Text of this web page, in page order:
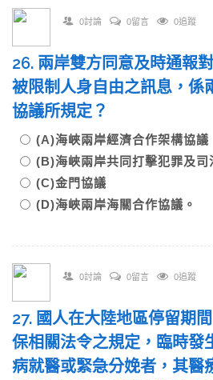
0討論 0留言 0追蹤
26. 兩岸雙方同意及時通報
被限制人身自由之訊息，係
協議所規定？
(A)海峽兩岸經濟合作架構協
(B)海峽兩岸共同打擊犯罪及
(C)金門協議
(D)海峽兩岸海關合作協議。
0討論 0留言 0追蹤
27. 國人在大陸地區停留期
保相關法令之規定，臨時發
病就醫或緊急分娩者，其醫